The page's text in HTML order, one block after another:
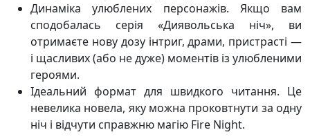
Динаміка улюблених персонажів. Якщо вам
сподобалась серія «Диявольська ніч», ви
отримаєте нову дозу інтриг, драми, пристрасті —
і щасливих (або не дуже) моментів із улюбленими
героями.
Ідеальний формат для швидкого читання. Це
невелика новела, яку можна проковтнути за одну
ніч і відчути справжню магію Fire Night.